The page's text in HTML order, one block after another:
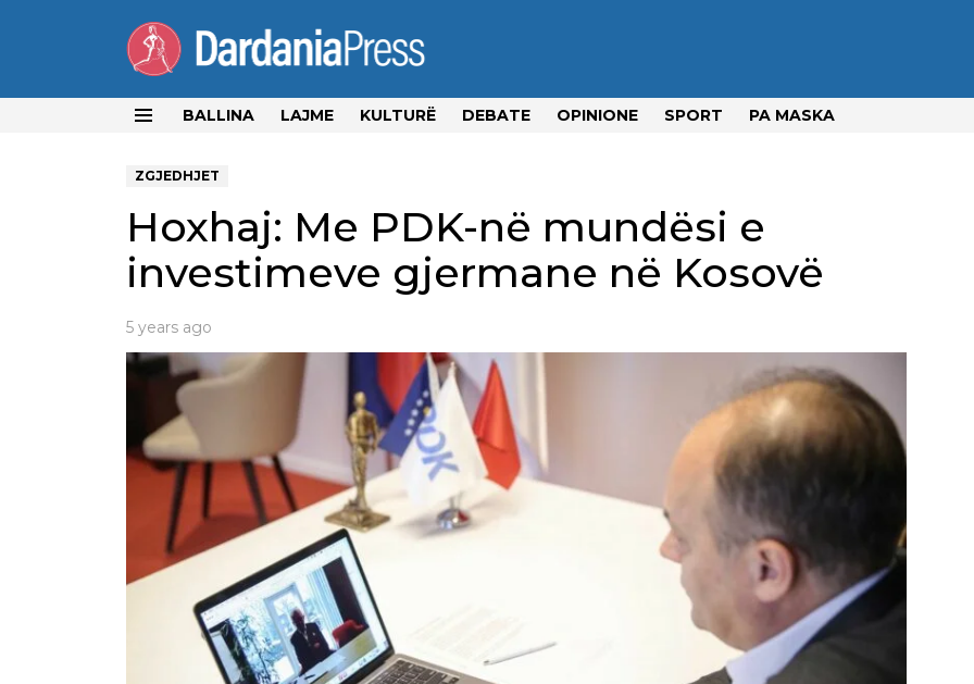
BALLINA LAJME KULTURË DEBATE OPINIONE SPORT PA MASKA
ZGJEDHJET
Hoxhaj: Me PDK-në mundësi e
investimeve gjermane në Kosovë
5 years ago